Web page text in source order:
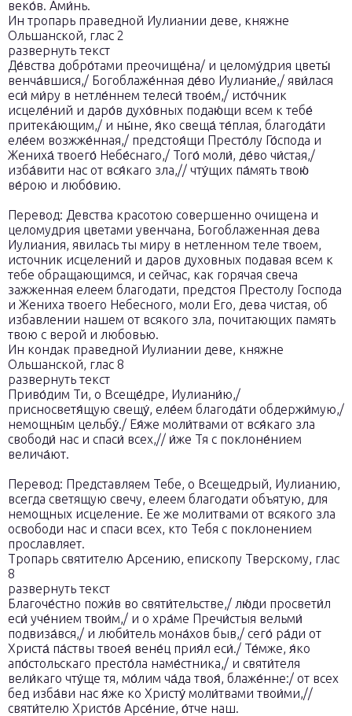
веко́в. Ами́нь.
Ин тропарь праведной Иулиании деве, княжне
Ольшанской, глас 2
развернуть текст
Де́вства добро́тами преочище́на/ и целому́дрия цветы́
венча́вшися,/ Богоблаже́нная де́во Иулиани́е,/ яви́лася
еси́ ми́ру в нетле́ннем телеси́ твое́м,/ исто́чник
исцеле́ний и даро́в духо́вных подаю́щи всем к тебе́
притека́ющим,/ и ны́не, я́ко свеща́ те́плая, благода́ти
еле́ем возжже́нная,/ предстоя́щи Престо́лу Го́спода и
Жениха́ твоего́ Небе́снаго,/ Того́ моли́, де́во чи́стая,/
изба́вити нас от вся́каго зла,// чту́щих па́мять твою́
ве́рою и любо́вию.
Перевод: Девства красотою совершенно очищена и
целомудрия цветами увенчана, Богоблаженная дева
Иулиания, явилась ты миру в нетленном теле твоем,
источник исцелений и даров духовных подавая всем к
тебе обращающимся, и сейчас, как горячая свеча
зажженная елеем благодати, предстоя Престолу Господа
и Жениха твоего Небесного, моли Его, дева чистая, об
избавлении нашем от всякого зла, почитающих память
твою с верой и любовью.
Ин кондак праведной Иулиании деве, княжне
Ольшанской, глас 8
развернуть текст
Приво́дим Ти, о Всеще́дре, Иулиани́ю,/
присносветя́щую свещу́, еле́ем благода́ти обдержи́мую,/
немощны́м цельбу́./ Ея́же моли́твами от вся́каго зла
свободи́ нас и спаси́ всех,// и́же Тя с поклоне́нием
велича́ют.
Перевод: Представляем Тебе, о Всещедрый, Иулианию,
всегда светящую свечу, елеем благодати объятую, для
немощных исцеление. Ее же молитвами от всякого зла
освободи нас и спаси всех, кто Тебя с поклонением
прославляет.
Тропарь святителю Арсению, епископу Тверскому, глас
8
развернуть текст
Благоче́стно пожи́в во святи́тельстве,/ лю́ди пpосвети́л
еси́ уче́нием твои́м,/ и о хpа́ме Пpечи́стыя вельми́
подвиза́вся,/ и люби́тель мона́хов быв,/ сего́ pа́ди от
Хpиста́ па́ствы твоея́ вене́ц пpия́л еси́./ Те́мже, я́ко
апо́стольскаго пpесто́ла наме́стника,/ и святи́теля
вели́каго чту́ще тя, мо́лим ча́да твоя́, блаже́нне:/ от всех
бед изба́ви нас я́же ко Хpисту́ моли́твами твои́ми,//
святи́телю Хpисто́в Аpсе́ние, о́тче наш.